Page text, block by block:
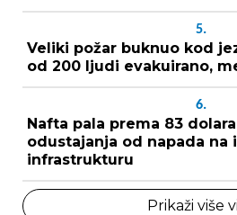
5.
Veliki požar buknuo kod
od 200 ljudi evakuirano,
6.
Nafta pala prema 83
odustajanja od napada na
infrastrukturu
Prikaži više